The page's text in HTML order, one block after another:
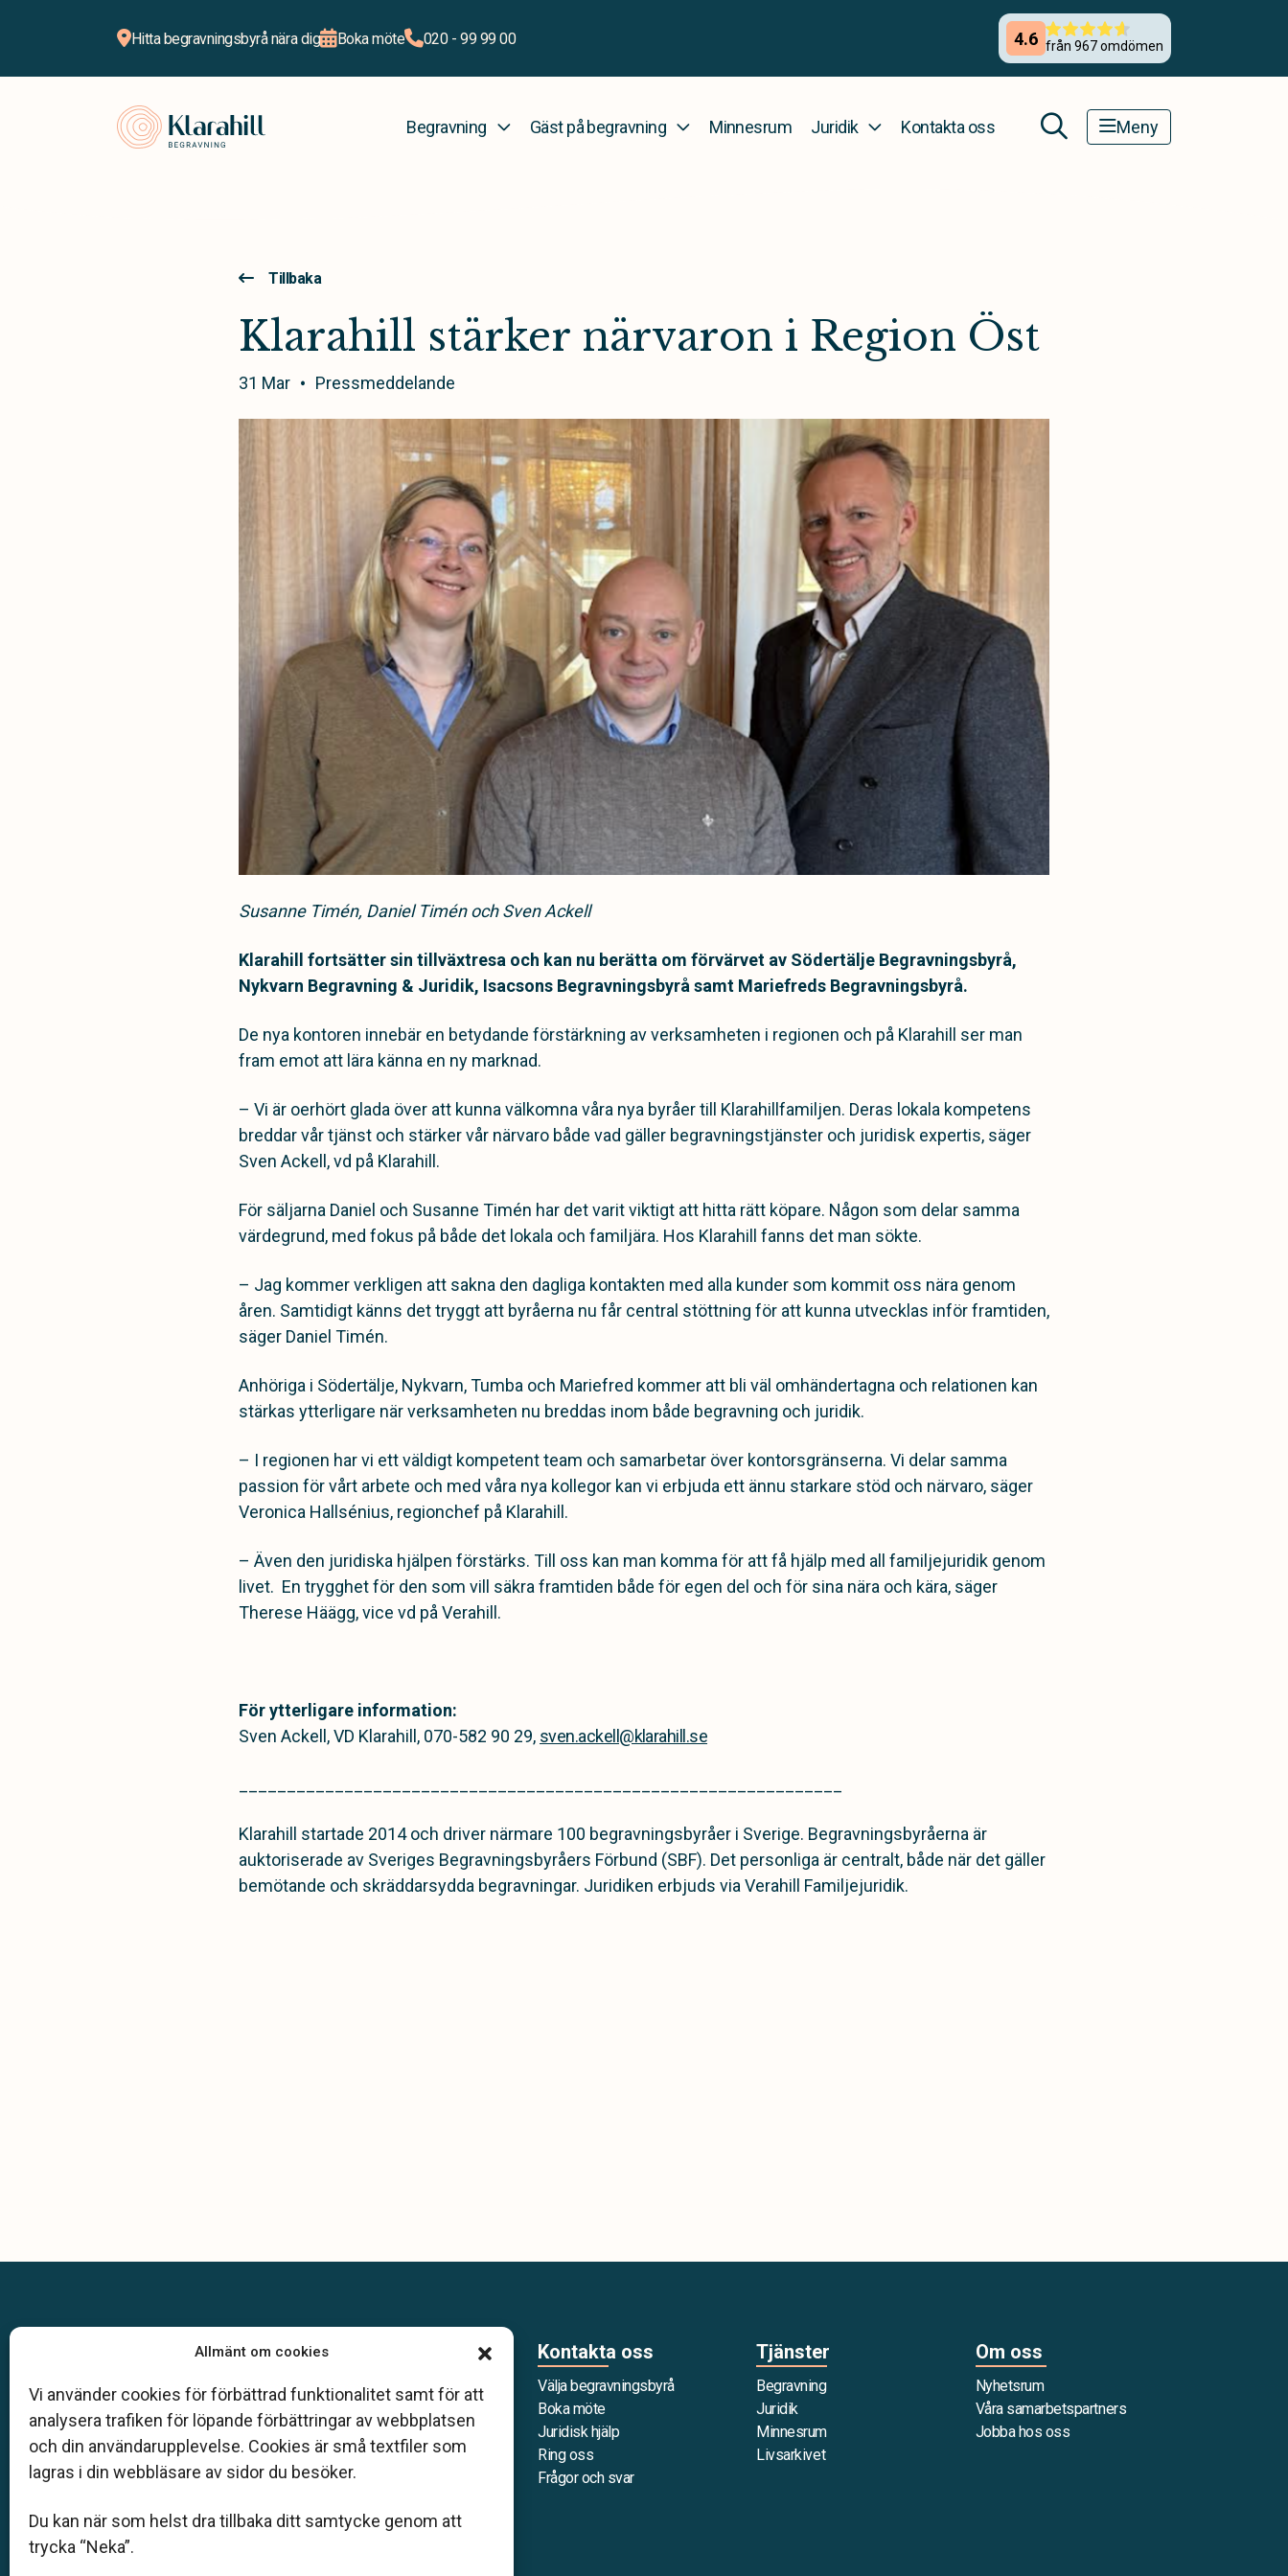
Allmänt om cookies
Vi använder cookies för förbättrad funktionalitet samt för att
analysera trafiken för löpande förbättringar av webbplatsen
och din användarupplevelse. Cookies är små textfiler som
lagras i din webbläsare av sidor du besöker.
Du kan när som helst dra tillbaka ditt samtycke genom att
trycka “Neka”.
Hitta begravningsbyrå nära dig Boka möte 020 - 99 99 00
Begravning Gäst på begravning Minnesrum Juridik Kontakta oss Meny
Tillbaka
Klarahill stärker närvaron i Region Öst
31 Mar Pressmeddelande
Susanne Timén, Daniel Timén och Sven Ackell
Klarahill fortsätter sin tillväxtresa och kan nu berätta om förvärvet av Södertälje Begravningsbyrå,
Nykvarn Begravning & Juridik, Isacsons Begravningsbyrå samt Mariefreds Begravningsbyrå.
De nya kontoren innebär en betydande förstärkning av verksamheten i regionen och på Klarahill ser man
fram emot att lära känna en ny marknad.
– Vi är oerhört glada över att kunna välkomna våra nya byråer till Klarahillfamiljen. Deras lokala kompetens
breddar vår tjänst och stärker vår närvaro både vad gäller begravningstjänster och juridisk expertis, säger
Sven Ackell, vd på Klarahill.
För säljarna Daniel och Susanne Timén har det varit viktigt att hitta rätt köpare. Någon som delar samma
värdegrund, med fokus på både det lokala och familjära. Hos Klarahill fanns det man sökte.
– Jag kommer verkligen att sakna den dagliga kontakten med alla kunder som kommit oss nära genom
åren. Samtidigt känns det tryggt att byråerna nu får central stöttning för att kunna utvecklas inför framtiden,
säger Daniel Timén.
Anhöriga i Södertälje, Nykvarn, Tumba och Mariefred kommer att bli väl omhändertagna och relationen kan
stärkas ytterligare när verksamheten nu breddas inom både begravning och juridik.
– I regionen har vi ett väldigt kompetent team och samarbetar över kontorsgränserna. Vi delar samma
passion för vårt arbete och med våra nya kollegor kan vi erbjuda ett ännu starkare stöd och närvaro, säger
Veronica Hallsénius, regionchef på Klarahill.
– Även den juridiska hjälpen förstärks. Till oss kan man komma för att få hjälp med all familjejuridik genom
livet. En trygghet för den som vill säkra framtiden både för egen del och för sina nära och kära, säger
Therese Häägg, vice vd på Verahill.
För ytterligare information:
Sven Ackell, VD Klarahill, 070-582 90 29, sven.ackell@klarahill.se
_______________________________________________________________
Klarahill startade 2014 och driver närmare 100 begravningsbyråer i Sverige. Begravningsbyråerna är
auktoriserade av Sveriges Begravningsbyråers Förbund (SBF). Det personliga är centralt, både när det gäller
bemötande och skräddarsydda begravningar. Juridiken erbjuds via Verahill Familjejuridik.
Klarahill består av kunniga lokala familjeföretag som är
auktoriserade av Sveriges begravningsbyråers förbund
(SBF). Det personliga är centralt för oss, både när det gäller
bemötande och när vi utformar skräddarsydda personliga
Kom i kontakt med oss
Kontakta oss
Välja begravningsbyrå
Boka möte
Juridisk hjälp
Ring oss
Frågor och svar
Tjänster
Begravning
Juridik
Minnesrum
Livsarkivet
Om oss
Nyhetsrum
Våra samarbetspartners
Jobba hos oss